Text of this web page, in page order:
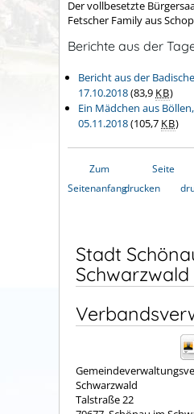
Der vollbesetzte
Fetscher Family aus
Berichte aus der
Bericht aus der
17.10.2018(83,9 KB)
Ein Mädchen aus
05.11.2018(105,7 KB)
Zum
Seitenanfang
Seite
drucken
Stadt
Schwarzwald
Schwarzwald
Talstraße 22